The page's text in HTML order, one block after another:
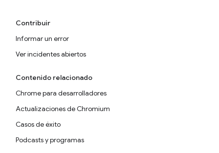
Contribuir
Informar un error
Ver incidentes abiertos
Contenido relacionado
Chrome para desarrolladores
Actualizaciones de Chromium
Casos de éxito
Podcasts y programas